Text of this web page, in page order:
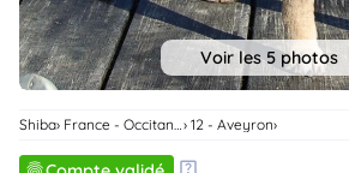
Connexion Voir les 5 photos
Shiba 12 - Aveyron